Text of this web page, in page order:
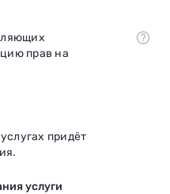
прав на
придёт
услуги